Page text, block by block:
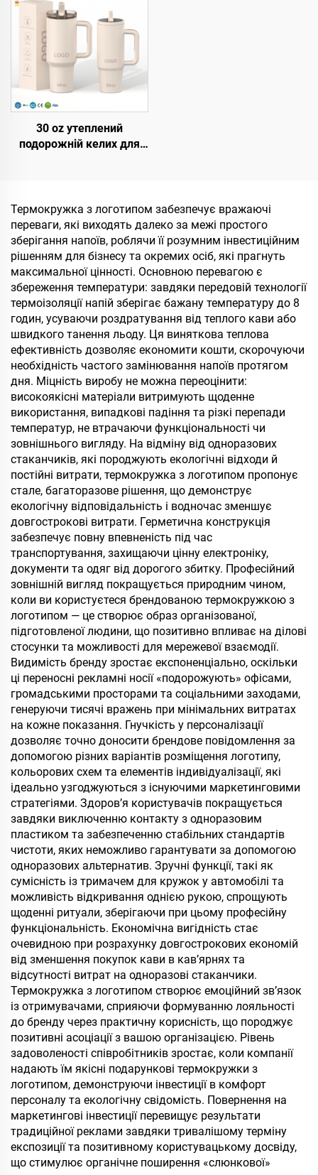
тумблери з відкидною
соломкою, з ручкою
30 oz утеплений
подорожній келих для
використання
нержавіюча сталь
пляшка для води
тумблер з ручкою
соломінкою
Термокружка з логотипом забезпечує вражаючі
переваги, які виходять далеко за межі простого
зберігання напоїв, роблячи її розумним інвестиційним
рішенням для бізнесу та окремих осіб, які прагнуть
максимальної цінності. Основною перевагою є
збереження температури: завдяки передовій технології
термоізоляції напій зберігає бажану температуру до 8
годин, усуваючи роздратування від теплого кави або
швидкого танення льоду. Ця виняткова теплова
ефективність дозволяє економити кошти, скорочуючи
необхідність частого замінювання напоїв протягом
дня. Міцність виробу не можна переоцінити:
високоякісні матеріали витримують щоденне
використання, випадкові падіння та різкі перепади
температур, не втрачаючи функціональності чи
зовнішнього вигляду. На відміну від одноразових
стаканчиків, які породжують екологічні відходи й
постійні витрати, термокружка з логотипом пропонує
стале, багаторазове рішення, що демонструє
екологічну відповідальність і водночас зменшує
довгострокові витрати. Герметична конструкція
забезпечує повну впевненість під час
транспортування, захищаючи цінну електроніку,
документи та одяг від дорогого збитку. Професійний
зовнішній вигляд покращується природним чином,
коли ви користуєтеся брендованою термокружкою з
логотипом — це створює образ організованої,
підготовленої людини, що позитивно впливає на ділові
стосунки та можливості для мережевої взаємодії.
Видимість бренду зростає експоненціально, оскільки
ці переносні рекламні носії «подорожують» офісами,
громадськими просторами та соціальними заходами,
генеруючи тисячі вражень при мінімальних витратах
на кожне показання. Гнучкість у персоналізації
дозволяє точно доносити брендове повідомлення за
допомогою різних варіантів розміщення логотипу,
кольорових схем та елементів індивідуалізації, які
ідеально узгоджуються з існуючими маркетинговими
стратегіями. Здоров’я користувачів покращується
завдяки виключенню контакту з одноразовим
пластиком та забезпеченню стабільних стандартів
чистоти, яких неможливо гарантувати за допомогою
одноразових альтернатив. Зручні функції, такі як
сумісність із тримачем для кружок у автомобілі та
можливість відкривання однією рукою, спрощують
щоденні ритуали, зберігаючи при цьому професійну
функціональність. Економічна вигідність стає
очевидною при розрахунку довгострокових економій
від зменшення покупок кави в кав’ярнях та
відсутності витрат на одноразові стаканчики.
Термокружка з логотипом створює емоційний зв’язок
із отримувачами, сприяючи формуванню лояльності
до бренду через практичну корисність, що породжує
позитивні асоціації з вашою організацією. Рівень
задоволеності співробітників зростає, коли компанії
надають їм якісні подарункові термокружки з
логотипом, демонструючи інвестиції в комфорт
персоналу та екологічну свідомість. Повернення на
маркетингові інвестиції перевищує результати
традиційної реклами завдяки тривалішому терміну
експозиції та позитивному користувацькому досвіду,
що стимулює органічне поширення «слюнкової»